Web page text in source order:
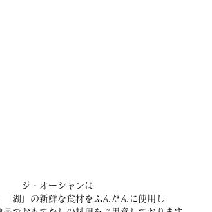
ジ・オーシャンは
「湖」の新鮮な食材をふんだんに使用し